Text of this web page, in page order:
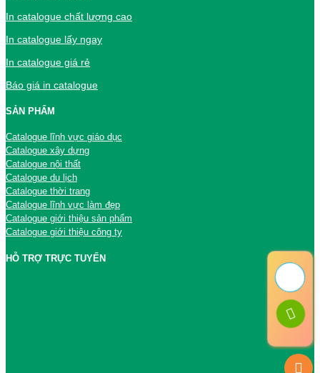
In catalogue chất lượng cao
In catalogue lấy ngay
In catalogue giá rẻ
Báo giá in catalogue
SẢN PHẨM
Catalogue lĩnh vực giáo dục
Catalogue xây dựng
Catalogue nội thất
Catalogue du lịch
Catalogue thời trang
Catalogue lĩnh vực làm đẹp
Catalogue giới thiệu sản phẩm
Catalogue giới thiệu công ty
HỖ TRỢ TRỰC TUYẾN